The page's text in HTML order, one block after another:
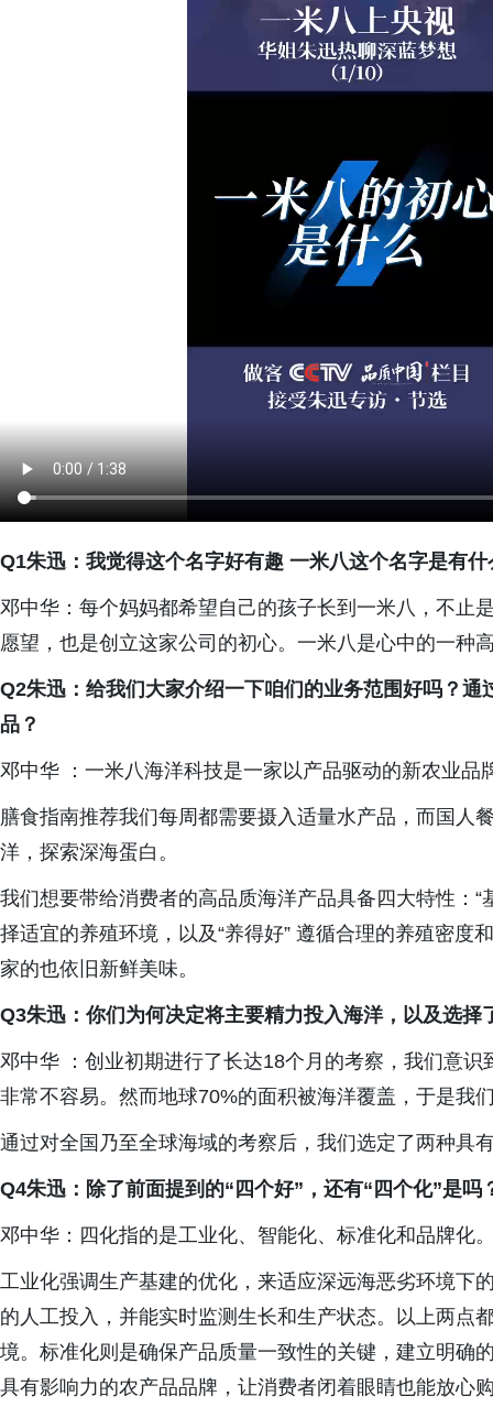
Q1朱迅：我觉得这个名字好有趣 一米八这个名字是有
邓中华：每个妈妈都希望自己的孩子长到一米八，不止
愿望，也是创立这家公司的初心。一米八是心中的一种
Q2朱迅：给我们大家介绍一下咱们的业务范围好吗？
品？
邓中华 ：一米八海洋科技是一家以产品驱动的新农业品
膳食指南推荐我们每周都需要摄入适量水产品，而国人
洋，探索深海蛋白。
我们想要带给消费者的高品质海洋产品具备四大特性：“
择适宜的养殖环境，以及“养得好” 遵循合理的养殖密度
家的也依旧新鲜美味。
Q3朱迅：你们为何决定将主要精力投入海洋，以及选择
邓中华 ：创业初期进行了长达18个月的考察，我们意
非常不容易。然而地球70%的面积被海洋覆盖，于是我
通过对全国乃至全球海域的考察后，我们选定了两种具
Q4朱迅：除了前面提到的“四个好”，还有“四个化”是吗
邓中华：四化指的是工业化、智能化、标准化和品牌化
工业化强调生产基建的优化，来适应深远海恶劣环境下
的人工投入，并能实时监测生长和生产状态。以上两点
境。标准化则是确保产品质量一致性的关键，建立明确
具有影响力的农产品品牌，让消费者闭着眼睛也能放心